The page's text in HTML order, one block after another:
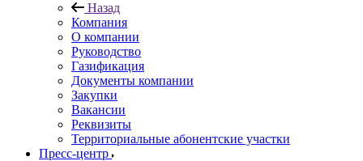
Назад
Компания
О компании
Руководство
Газификация
Документы компании
Закупки
Вакансии
Реквизиты
Территориальные абонентские участки
Пресс-центр